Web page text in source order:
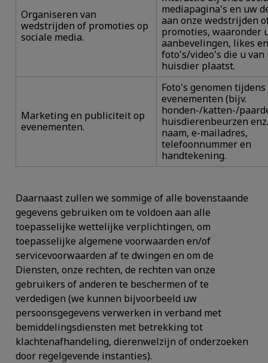
Organiseren van
wedstrijden of promoties op
sociale media.
mediapagina's en uw
aan onze wedstrijden
promoties, waaronder
aanbevelingen, likes en
foto's/video's die u van
huisdier plaatst.
Marketing en publiciteit op
evenementen.
Foto's genomen
evenementen (bijv.
honden-/katten-/
huisdierenbeurzen
naam, e-mailadres,
telefoonnummer en
handtekening.
Daarnaast zullen we sommige of alle bovenstaande
gegevens gebruiken om te voldoen aan alle
toepasselijke wettelijke verplichtingen, om
toepasselijke algemene voorwaarden en/of
servicevoorwaarden af te dwingen en om de
Diensten, onze rechten, de rechten van onze
gebruikers of anderen te beschermen of te
verdedigen (we kunnen bijvoorbeeld uw
persoonsgegevens verwerken in verband met
bemiddelingsdiensten met betrekking tot
klachtenafhandeling, dierenwelzijn of onderzoeken
door regelgevende instanties).